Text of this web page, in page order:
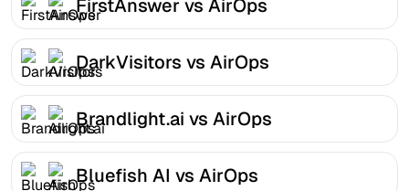
FirstAnswer vs AirOps
DarkVisitors vs AirOps
Brandlight.ai vs AirOps
Bluefish AI vs AirOps